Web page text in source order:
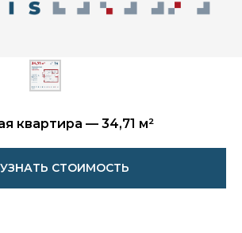
квартира — 34,71 м²
УЗНАТЬ СТОИМОСТЬ